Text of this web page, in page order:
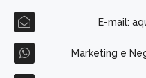
E-mail:
Marketing e